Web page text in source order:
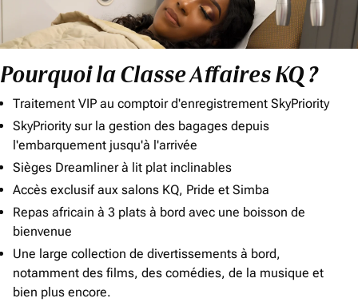
Pourquoi la Classe Affaires KQ ?
Traitement VIP au comptoir d'enregistrement SkyPriority
SkyPriority sur la gestion des bagages depuis
l'embarquement jusqu'à l'arrivée
Sièges Dreamliner à lit plat inclinables
Accès exclusif aux salons KQ, Pride et Simba
Repas africain à 3 plats à bord avec une boisson de
bienvenue
Une large collection de divertissements à bord,
notamment des films, des comédies, de la musique et
bien plus encore.